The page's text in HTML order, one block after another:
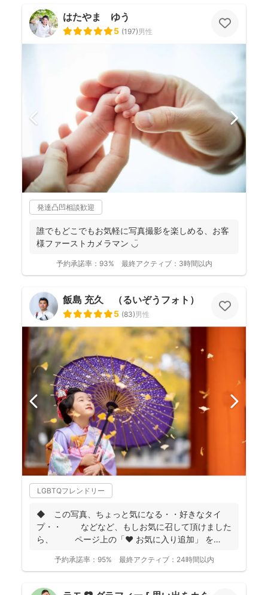
はたやま ゆう
5 (197)男性
発達凸凹相談歓迎
誰でもどこでもお気軽に写真撮影を楽しめる、お客
様ファーストカメラマン ◡̈
予約承諾率： 93% 最終アクティブ： 3時間以内
飯島 充久 （るいぞうフォト）
5 (83)男性
LGBTQフレンドリー
◆ この写真、ちょっと気になる・・好きなタイ
プ・・ などなど、もしお気に召して頂けました
ら、 ページ上の「❤ お気に入り追加」 を
予約承諾率： 95% 最終アクティブ： 24時間以内